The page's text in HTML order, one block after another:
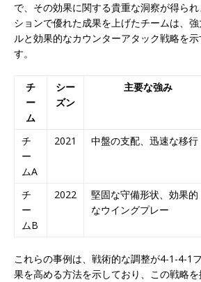
で、その効果に関する貴重な洞察が得ら
ションで優れた成果を上げたチームは、
ルと効果的なカウンターアタック戦略を
す。
チ
ー
ム
シー
ズン
主要な強み
チ
ー
ムA
2021 中盤の支配、迅速な移行
チ
ー
ムB
2022
堅固な守備形状、効果的
なウイングプレー
これらの事例は、戦術的な調整が4-1-4-1
果を高める方法を示しており、この戦略